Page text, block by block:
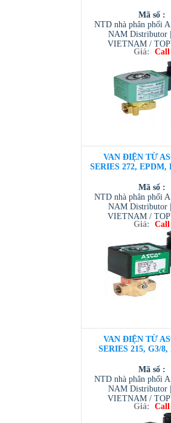
Mã số :
NTD nhà phân phối
NAM Distributor
VIETNAM /
VIETNAM /
/ TESCOM
Giá: Call
VAN ĐIỆN TỪ
SERIES 272, EPDM,
Mã số :
NTD nhà phân phối
NAM Distributor
VIETNAM /
VIETNAM /
/ TESCOM
Giá: Call
VAN ĐIỆN TỪ
SERIES 215, G3/8,
Mã số :
NTD nhà phân phối
NAM Distributor
VIETNAM /
VIETNAM /
/ TESCOM
Giá: Call